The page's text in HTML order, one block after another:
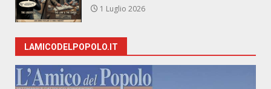
1 Luglio 2026
LAMICODELPOPOLO.IT